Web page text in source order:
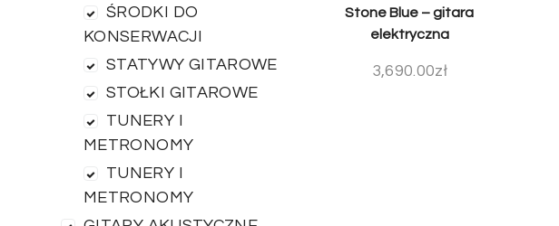
ŚRODKI DO
KONSERWACJI
STATYWY GITAROWE
STOŁKI GITAROWE
TUNERY I
METRONOMY
TUNERY I
METRONOMY
Stone Blue – gitara
elektryczna
3,690.00zł